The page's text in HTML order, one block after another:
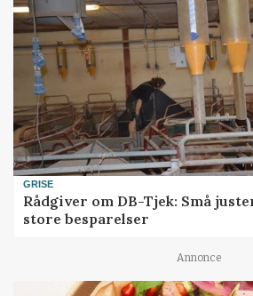
GRISE
Rådgiver om DB-Tjek: Små
store besparelser
Annonce